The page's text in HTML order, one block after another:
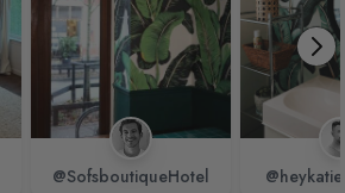
@SofsboutiqueHotel